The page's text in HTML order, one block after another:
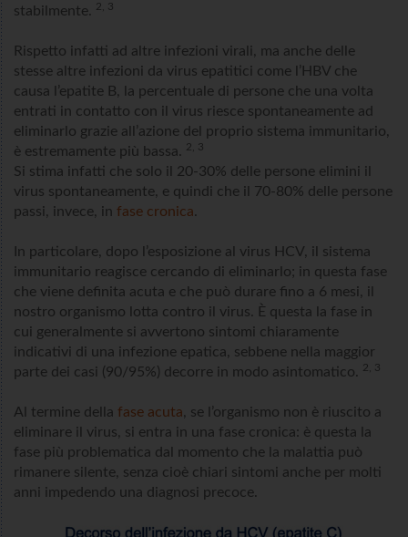
stabilmente. 2, 3
Rispetto infatti ad altre infezioni virali, ma anche delle
stesse altre infezioni da virus epatitici come l’HBV che
causa l’epatite B, la percentuale di persone che una volta
entrati in contatto con il virus riesce spontaneamente ad
eliminarlo grazie all’azione del proprio sistema immunitario,
è estremamente più bassa. 2, 3
Si stima infatti che solo il 20-30% delle persone elimini il
virus spontaneamente, e quindi che il 70-80% delle persone
passi, invece, in fase cronica.
In particolare, dopo l’esposizione al virus HCV, il sistema
immunitario reagisce cercando di eliminarlo; in questa fase
che viene definita acuta e che può durare fino a 6 mesi, il
nostro organismo lotta contro il virus. È questa la fase in
cui generalmente si avvertono sintomi chiaramente
indicativi di una infezione epatica, sebbene nella maggior
parte dei casi (90/95%) decorre in modo asintomatico. 2, 3
Al termine della fase acuta , se l’organismo non è riuscito a
eliminare il virus, si entra in una fase cronica: è questa la
fase più problematica dal momento che la malattia può
rimanere silente, senza cioè chiari sintomi anche per molti
anni impedendo una diagnosi precoce.